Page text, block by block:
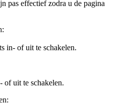
pas effectief zodra u de pagina
in- of uit te schakelen.
uit te schakelen.